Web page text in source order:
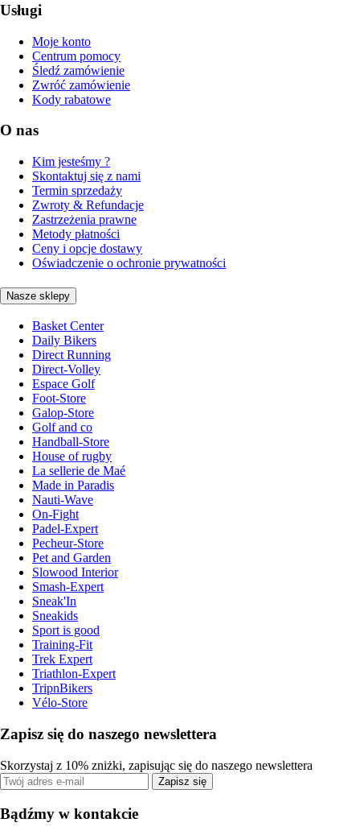
Usługi
Moje konto
Centrum pomocy
Śledź zamówienie
Zwróć zamówienie
Kody rabatowe
O nas
Kim jesteśmy ?
Skontaktuj się z nami
Termin sprzedaży
Zwroty & Refundacje
Zastrzeżenia prawne
Metody płatności
Ceny i opcje dostawy
Oświadczenie o ochronie prywatności
Nasze sklepy
Basket Center
Daily Bikers
Direct Running
Direct-Volley
Espace Golf
Foot-Store
Galop-Store
Golf and co
Handball-Store
House of rugby
La sellerie de Maé
Made in Paradis
Nauti-Wave
On-Fight
Padel-Expert
Pecheur-Store
Pet and Garden
Slowood Interior
Smash-Expert
Sneak'In
Sneakids
Sport is good
Training-Fit
Trek Expert
Triathlon-Expert
TripnBikers
Vélo-Store
Zapisz się do naszego newslettera
Skorzystaj z 10% zniżki, zapisując się do naszego newslettera
Zapisz się
Bądźmy w kontakcie